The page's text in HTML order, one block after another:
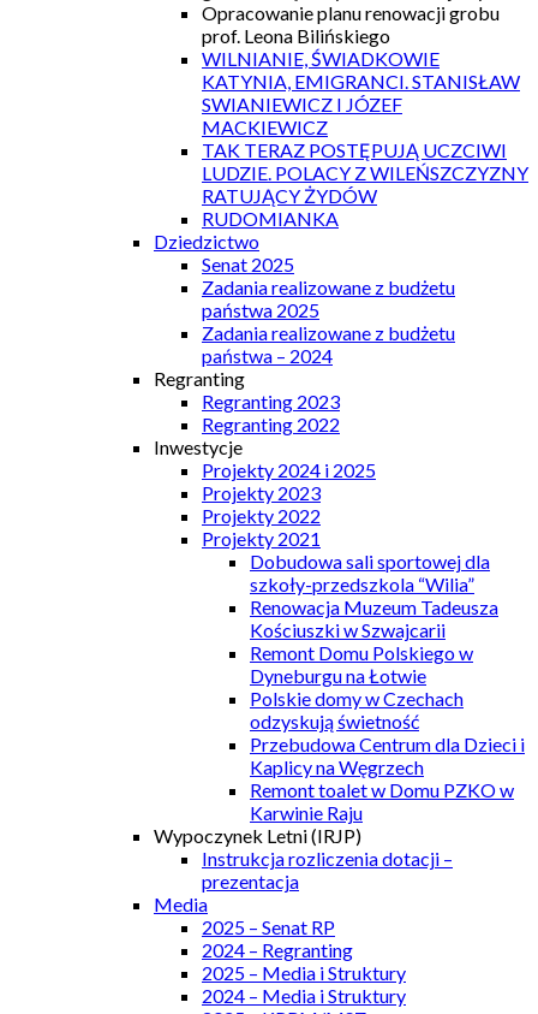
Opracowanie planu renowacji grobu
prof. Leona Bilińskiego
WILNIANIE, ŚWIADKOWIE
KATYNIA, EMIGRANCI. STANISŁAW
SWIANIEWICZ I JÓZEF
MACKIEWICZ
TAK TERAZ POSTĘPUJĄ UCZCIWI
LUDZIE. POLACY Z WILEŃSZCZYZNY
RATUJĄCY ŻYDÓW
RUDOMIANKA
Dziedzictwo
Senat 2025
Zadania realizowane z budżetu
państwa 2025
Zadania realizowane z budżetu
państwa – 2024
Regranting
Regranting 2023
Regranting 2022
Inwestycje
Projekty 2024 i 2025
Projekty 2023
Projekty 2022
Projekty 2021
Dobudowa sali sportowej dla
szkoły-przedszkola “Wilia”
Renowacja Muzeum Tadeusza
Kościuszki w Szwajcarii
Remont Domu Polskiego w
Dyneburgu na Łotwie
Polskie domy w Czechach
odzyskują świetność
Przebudowa Centrum dla Dzieci i
Kaplicy na Węgrzech
Remont toalet w Domu PZKO w
Karwinie Raju
Wypoczynek Letni (IRJP)
Instrukcja rozliczenia dotacji –
prezentacja
Media
2025 – Senat RP
2024 – Regranting
2025 – Media i Struktury
2024 – Media i Struktury